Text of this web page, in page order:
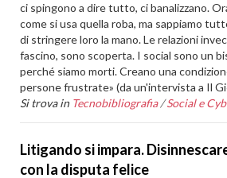
ci spingono a dire tutto, ci banalizzano.
come si usa quella roba, ma sappiamo
di stringere loro la mano. Le relazioni
fascino, sono scoperta. I social sono un
perché siamo morti. Creano una
persone frustrate» (da un'intervista a Il
Si trova in Tecnobibliografia /Social e
Litigando si impara.
con la disputa felice